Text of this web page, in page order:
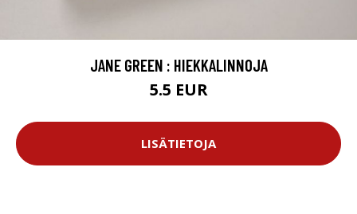
JANE GREEN : HIEKKALINNOJA
5.5 EUR
LISÄTIETOJA